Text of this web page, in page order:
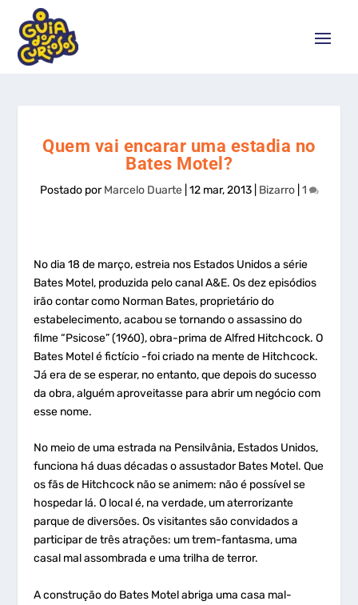
Quem vai encarar uma estadia no
Bates Motel?
Postado porMarcelo Duarte| 12 mar, 2013| Bizarro| 1
No dia 18 de março, estreia nos Estados Unidos a série
Bates Motel, produzida pelo canal A&E. Os dez episódios
irão contar como Norman Bates, proprietário do
estabelecimento, acabou se tornando o assassino do
filme “Psicose” (1960), obra-prima de Alfred Hitchcock. O
Bates Motel é fictício -foi criado na mente de Hitchcock.
Já era de se esperar, no entanto, que depois do sucesso
da obra, alguém aproveitasse para abrir um negócio com
esse nome.
No meio de uma estrada na Pensilvânia, Estados Unidos,
funciona há duas décadas o assustador Bates Motel. Que
os fãs de Hitchcock não se animem: não é possível se
hospedar lá. O local é, na verdade, um aterrorizante
parque de diversões. Os visitantes são convidados a
participar de três atrações: um trem-fantasma, uma
casal mal assombrada e uma trilha de terror.
A construção do Bates Motel abriga uma casa mal-